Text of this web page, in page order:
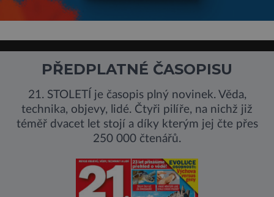
PŘEDPLATNÉ ČASOPISU
21. STOLETÍ je časopis plný novinek. Věda,
technika, objevy, lidé. Čtyři pilíře, na nichž již
téměř dvacet let stojí a díky kterým jej čte přes
250 000 čtenářů.